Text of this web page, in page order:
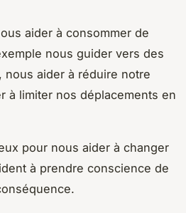
aider à consommer de
nous guider vers des
nous aider à réduire notre
à limiter nos déplacements en
pour nous aider à changer
à prendre conscience de